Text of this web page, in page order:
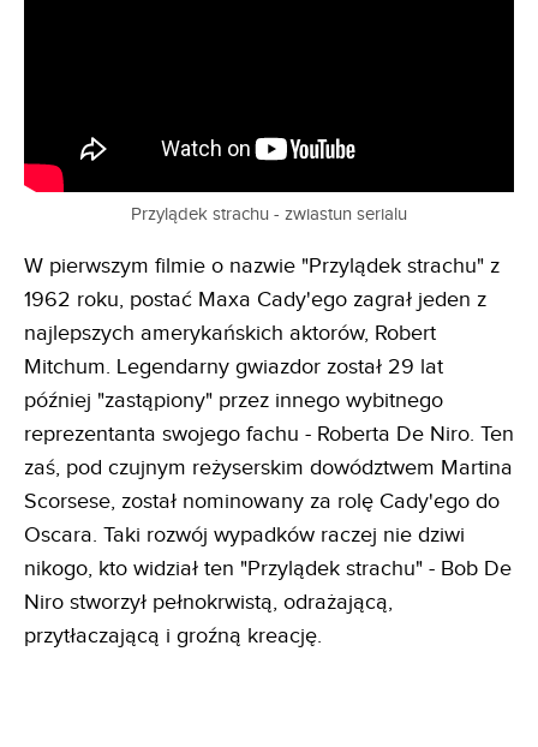
Przylądek strachu - zwiastun serialu
W pierwszym filmie o nazwie "Przylądek strachu" z
1962 roku, postać Maxa Cady'ego zagrał jeden z
najlepszych amerykańskich aktorów, Robert
Mitchum. Legendarny gwiazdor został 29 lat
później "zastąpiony" przez innego wybitnego
reprezentanta swojego fachu - Roberta De Niro. Ten
zaś, pod czujnym reżyserskim dowództwem Martina
Scorsese, został nominowany za rolę Cady'ego do
Oscara. Taki rozwój wypadków raczej nie dziwi
nikogo, kto widział ten "Przylądek strachu" - Bob De
Niro stworzył pełnokrwistą, odrażającą,
przytłaczającą i groźną kreację.